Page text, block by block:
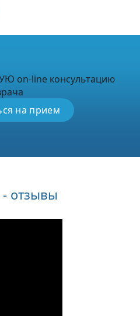
on-line консультацию
на прием
отзывы